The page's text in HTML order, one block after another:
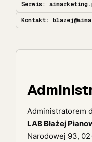
Serwis:
Kontakt:
Administratorem
LAB Błażej
Narodowej 93,